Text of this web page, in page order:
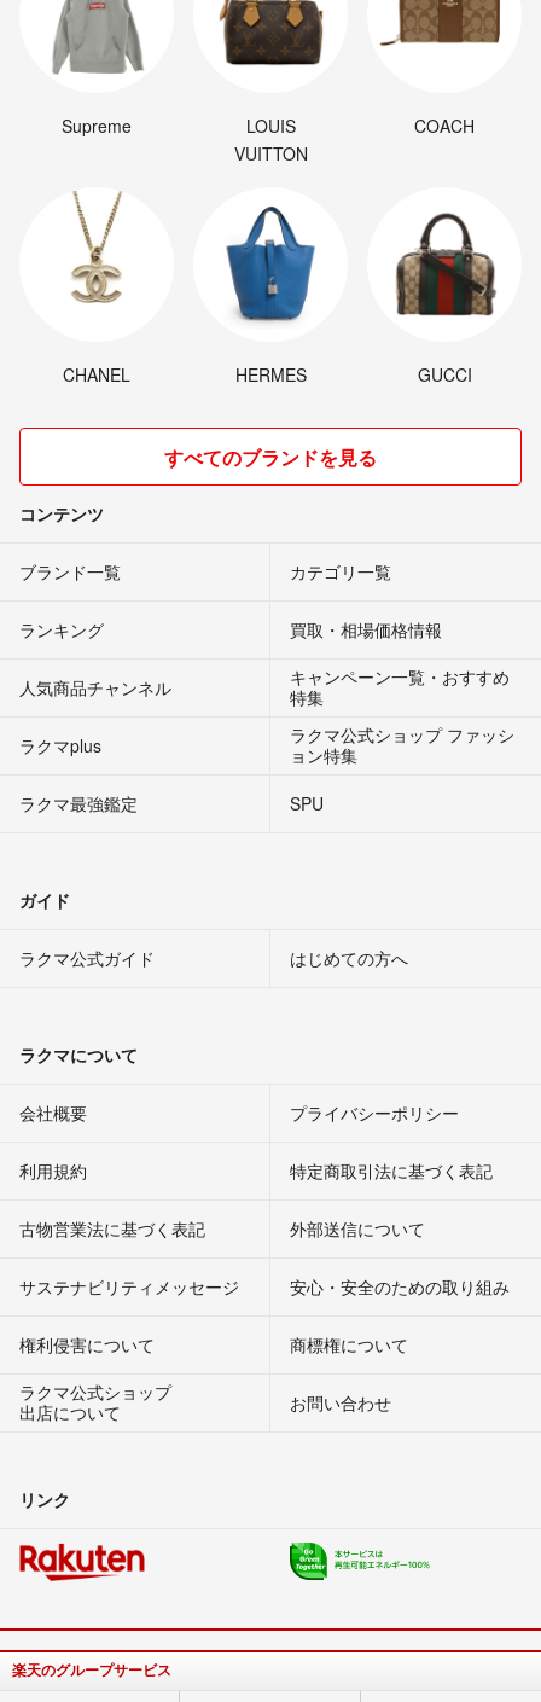
Supreme
LOUIS
VUITTON
COACH
CHANEL HERMES GUCCI
すべてのブランドを見る
コンテンツ
ブランド一覧 カテゴリ一覧
ランキング 買取・相場価格情報
人気商品チャンネル
キャンペーン一覧・おすすめ
特集
ラクマplus
ラクマ公式ショップ ファッシ
ョン特集
ラクマ最強鑑定
SPU
ガイド
ラクマ公式ガイド はじめての方へ
ラクマについて
会社概要 プライバシーポリシー
利用規約 特定商取引法に基づく表記
古物営業法に基づく表記 外部送信について
サステナビリティメッセージ 安心・安全のための取り組み
権利侵害について
商標権について
ラクマ公式ショップ
出店について
お問い合わせ
リンク
楽天のグループサービス